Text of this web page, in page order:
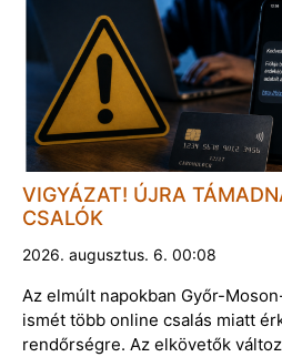
VIGYÁZAT! ÚJRA
CSALÓK
2026. augusztus. 6. 00:08
Az elmúlt napokban Győr-
ismét több online csalás miatt
rendőrségre. Az elkövetők